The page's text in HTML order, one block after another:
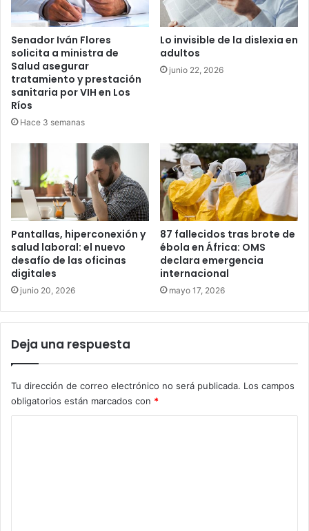
Senador Iván Flores
solicita a ministra de
Salud asegurar
tratamiento y prestación
sanitaria por VIH en Los
Ríos
Hace 3 semanas
Lo invisible de la dislexia en
adultos
junio 22, 2026
Pantallas, hiperconexión y
salud laboral: el nuevo
desafío de las oficinas
digitales
junio 20, 2026
87 fallecidos tras brote de
ébola en África: OMS
declara emergencia
internacional
mayo 17, 2026
Deja una respuesta
Tu dirección de correo electrónico no será publicada. Los campos
obligatorios están marcados con *